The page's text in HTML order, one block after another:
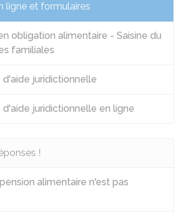
ligne et formulaires
obligation alimentaire - Saisine du
familiales
d'aide juridictionnelle
juridictionnelle en ligne
!
alimentaire n'est pas